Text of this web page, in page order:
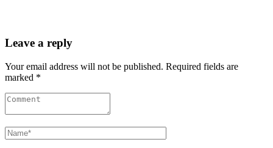
Leave a reply
Your email address will not be published. Required fields are
marked *